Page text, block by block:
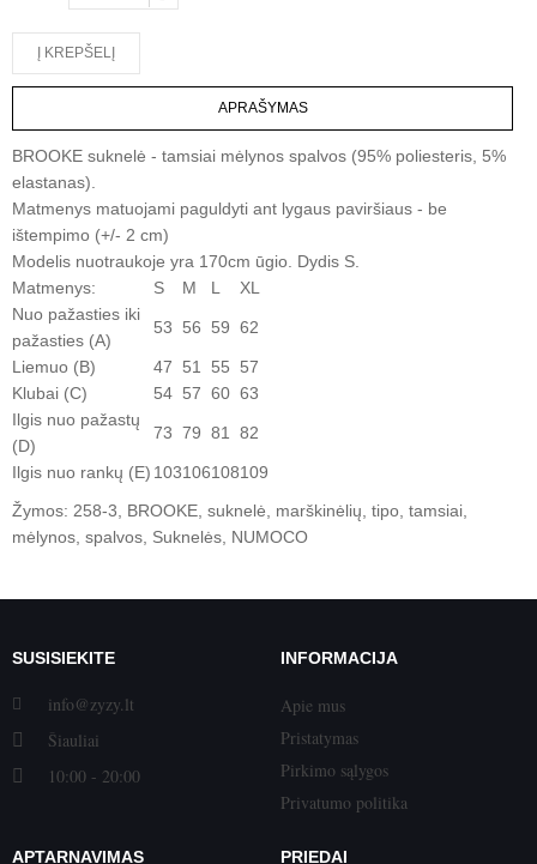
APRAŠYMAS
BROOKE suknelė - tamsiai mėlynos spalvos (95% poliesteris, 5%
elastanas).
Matmenys matuojami paguldyti ant lygaus paviršiaus - be
ištempimo (+/- 2 cm)
Modelis nuotraukoje yra 170cm ūgio. Dydis S.
Matmenys:
S M L
XL
Nuo pažasties iki
pažasties (A)
53 56 59 62
Liemuo (B) 47 51 55
57
Klubai (C) 54 57 60 63
Ilgis nuo pažastų
(D)
73 79 81 82
Ilgis nuo rankų (E) 103106108109
Žymos: 258-3 BROOKE suknelė marškinėlių tipo tamsiai
mėlynos spalvos Suknelės NUMOCO
SUSISIEKITE
info@zyzy.lt
Šiauliai
10:00 - 20:00
INFORMACIJA
Apie mus
Pristatymas
Pirkimo sąlygos
Privatumo politika
APTARNAVIMAS PRIEDAI